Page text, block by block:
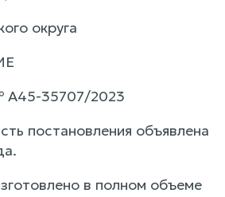
округа
А45-35707/2023
постановления объявлена
в полном объеме